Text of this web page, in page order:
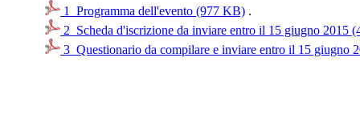
1_Programma dell'evento (977 KB) .
2_Scheda d'iscrizione da inviare entro il 15 giugno 2015
3_Questionario da compilare e inviare entro il 15 giugno